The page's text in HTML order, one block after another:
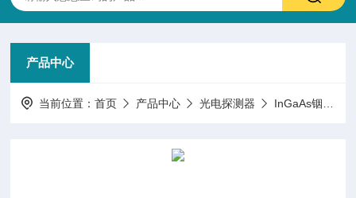
产品中心
当前位置：首页 产品中心 光电探测器 InGaAs铟镓砷光电探测器